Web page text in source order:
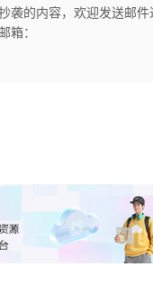
袭的内容，欢迎发送邮件
箱：